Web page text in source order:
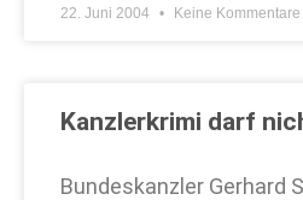
22. Juni 2004 Keine Kommentare
Kanzlerkrimi darf
Bundeskanzler Gerhard